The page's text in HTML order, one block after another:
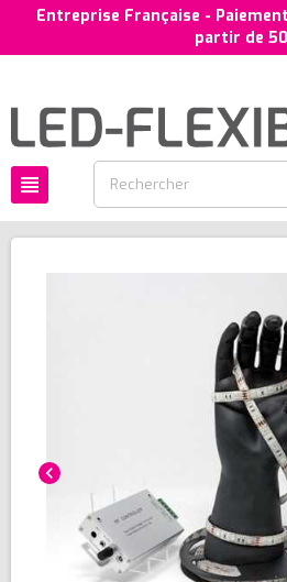
Entreprise Française -
partir de
view_headline
chevron_left